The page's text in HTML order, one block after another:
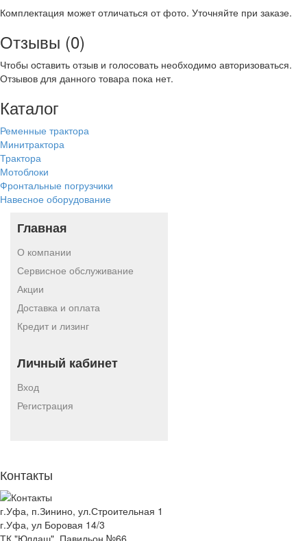
Комплектация может отличаться от фото. Уточняйте при заказе.
Отзывы (0)
Чтобы оcтавить отзыв и голосовать необходимо авторизоваться.
Отзывов для данного товара пока нет.
Каталог
Ременные трактора
Минитрактора
Трактора
Мотоблоки
Фронтальные погрузчики
Навесное оборудование
Главная
О компании
Сервисное обслуживание
Акции
Доставка и оплата
Кредит и лизинг
Личный кабинет
Вход
Регистрация
Контакты
г.Уфа, п.Зинино, ул.Строительная 1
г.Уфа, ул Боровая 14/3
ТК "Юлдаш", Павильон №66